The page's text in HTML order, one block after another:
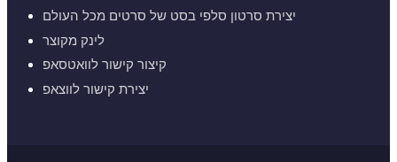
יצירת סרטון סלפי בסט של סרטים מכל העולם
לינק מקוצר
קיצור קישור לוואטסאפ
יצירת קישור לווצאפ